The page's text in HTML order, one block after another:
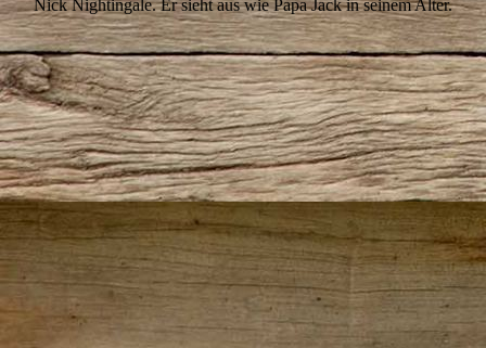
Nick Nightingale. Er sieht aus wie Papa Jack in seinem Alter.
IMG_7043
IMG_7046
IMG_7048
IMG_7060
IMG_7062
IMG_7068
IMG_7070